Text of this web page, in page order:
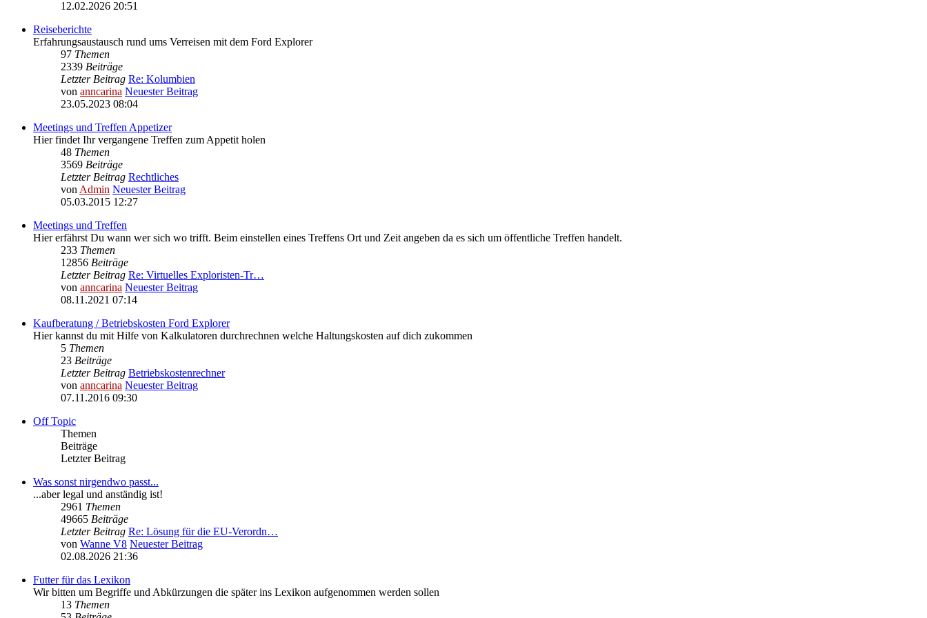
12.02.2026 20:51
Reiseberichte
Erfahrungsaustausch rund ums Verreisen mit dem Ford Explorer
97 Themen
2339 Beiträge
Letzter Beitrag Re: Kolumbien
von anncarina Neuester Beitrag
23.05.2023 08:04
Meetings und Treffen Appetizer
Hier findet Ihr vergangene Treffen zum Appetit holen
48 Themen
3569 Beiträge
Letzter Beitrag Rechtliches
vonAdmin Neuester Beitrag
05.03.2015 12:27
Meetings und Treffen
Hier erfährst Du wann wer sich wo trifft. Beim einstellen eines Treffens Ort und Zeit angeben da es sich um öffentliche Treffen handelt.
233 Themen
12856 Beiträge
Letzter Beitrag Re: Virtuelles Exploristen-Tr…
von anncarina Neuester Beitrag
08.11.2021 07:14
Kaufberatung / Betriebskosten Ford Explorer
Hier kannst du mit Hilfe von Kalkulatoren durchrechnen welche Haltungskosten auf dich zukommen
5 Themen
23 Beiträge
Letzter Beitrag Betriebskostenrechner
von anncarina Neuester Beitrag
07.11.2016 09:30
Off Topic
Themen
Beiträge
Letzter Beitrag
Was sonst nirgendwo passt...
...aber legal und anständig ist!
2961 Themen
49665 Beiträge
Letzter Beitrag Re: Lösung für die EU‑Verordn…
von Wanne V8 Neuester Beitrag
02.08.2026 21:36
Futter für das Lexikon
Wir bitten um Begriffe und Abkürzungen die später ins Lexikon aufgenommen werden sollen
13 Themen